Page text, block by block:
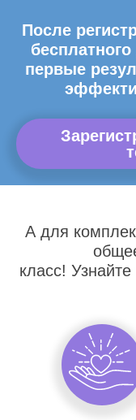
После
первые
А для
класс!